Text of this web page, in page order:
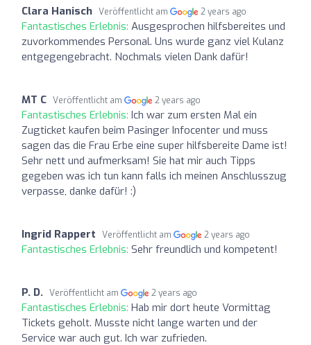
Clara Hanisch Veröffentlicht am 2 years ago
Fantastisches Erlebnis: Ausgesprochen hilfsbereites und
zuvorkommendes Personal. Uns wurde ganz viel Kulanz
entgegengebracht. Nochmals vielen Dank dafür!
MT C Veröffentlicht am 2 years ago
Fantastisches Erlebnis: Ich war zum ersten Mal ein
Zugticket kaufen beim Pasinger Infocenter und muss
sagen das die Frau Erbe eine super hilfsbereite Dame ist!
Sehr nett und aufmerksam! Sie hat mir auch Tipps
gegeben was ich tun kann falls ich meinen Anschlusszug
verpasse, danke dafür! :)
Ingrid Rappert Veröffentlicht am 2 years ago
Fantastisches Erlebnis: Sehr freundlich und kompetent!
P. D. Veröffentlicht am 2 years ago
Fantastisches Erlebnis: Hab mir dort heute Vormittag
Tickets geholt. Musste nicht lange warten und der
Service war auch gut. Ich war zufrieden.